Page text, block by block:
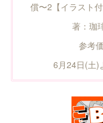
償〜2【イラスト
著：珈
参考
6月24日(土)